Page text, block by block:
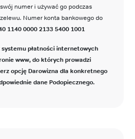
numer i używać go podczas
Numer konta bankowego do
1140 0000 2133 5400 1001
płatności internetowych
www, do których prowadzi
opcję Darowizna dla konkretnego
dane Podopiecznego.